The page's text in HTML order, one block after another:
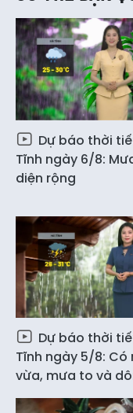
Dự báo thời
Tĩnh ngày 6/8:
diện rộng
Dự báo thời
Tĩnh ngày 5/8: Có
vừa, mưa to và